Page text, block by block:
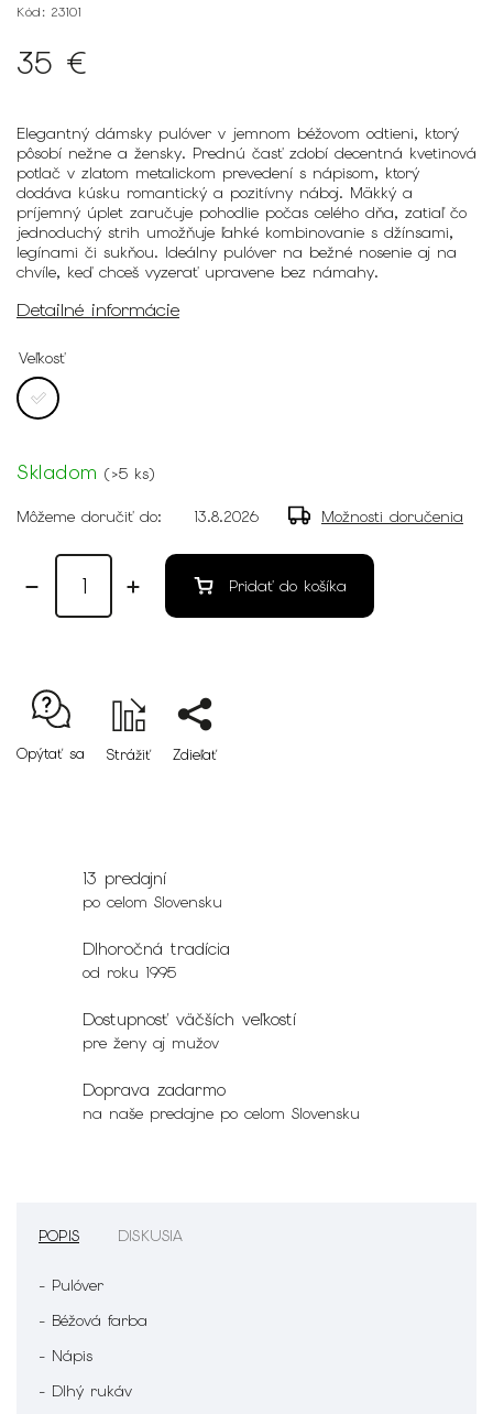
Kód: 23101
35 €
Elegantný dámsky pulóver v jemnom béžovom odtieni, ktorý
pôsobí nežne a žensky. Prednú časť zdobí decentná kvetinová
potlač v zlatom metalickom prevedení s nápisom, ktorý
dodáva kúsku romantický a pozitívny náboj. Mäkký a
príjemný úplet zaručuje pohodlie počas celého dňa, zatiaľ čo
jednoduchý strih umožňuje ľahké kombinovanie s džínsami,
legínami či sukňou. Ideálny pulóver na bežné nosenie aj na
chvíle, keď chceš vyzerať upravene bez námahy.
Detailné informácie
Veľkosť
Skladom (>5 ks)
Môžeme doručiť do: 13.8.2026 Možnosti doručenia
Pridať do košíka
Opýtať sa Strážiť Zdieľať
13 predajní
po celom Slovensku
Dlhoročná tradícia
od roku 1995
Dostupnosť väčších veľkostí
pre ženy aj mužov
Doprava zadarmo
na naše predajne po celom Slovensku
POPIS DISKUSIA
- Pulóver
- Béžová farba
- Nápis
- Dlhý rukáv